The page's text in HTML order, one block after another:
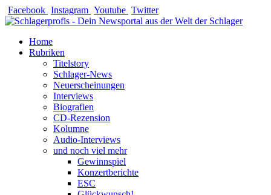
Zum
Inhalt
Facebook Instagram Youtube Twitter
Home
Rubriken
Titelstory
Schlager-News
Neuerscheinungen
Interviews
Biografien
CD-Rezension
Kolumne
Audio-Interviews
und noch viel mehr
Gewinnspiel
Konzertberichte
ESC